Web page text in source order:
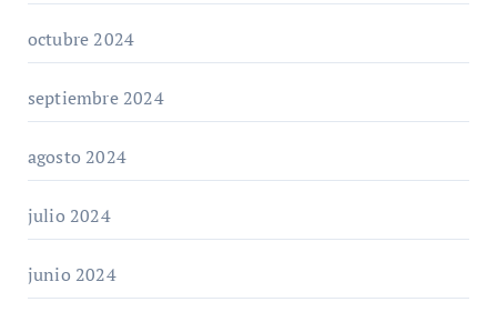
octubre 2024
septiembre 2024
agosto 2024
julio 2024
junio 2024